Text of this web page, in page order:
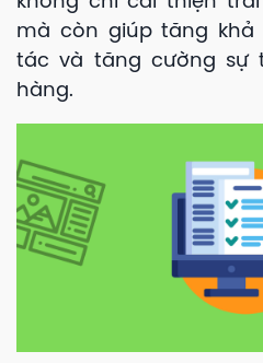
mà còn giúp tăng khả
tác và tăng cường sự
hàng.